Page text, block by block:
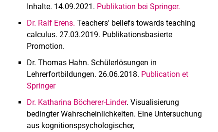
Inhalte. 14.09.2021. Publikation bei Springer.
Dr. Ralf Erens. Teachers' beliefs towards teaching
calculus. 27.03.2019. Publikationsbasierte
Promotion.
Dr. Thomas Hahn. Schülerlösungen in
Lehrerfortbildungen. 26.06.2018. Publication et
Springer
Dr. Katharina Böcherer-Linder. Visualisierung
bedingter Wahrscheinlichkeiten. Eine Untersuchung
aus kognitionspsychologischer,